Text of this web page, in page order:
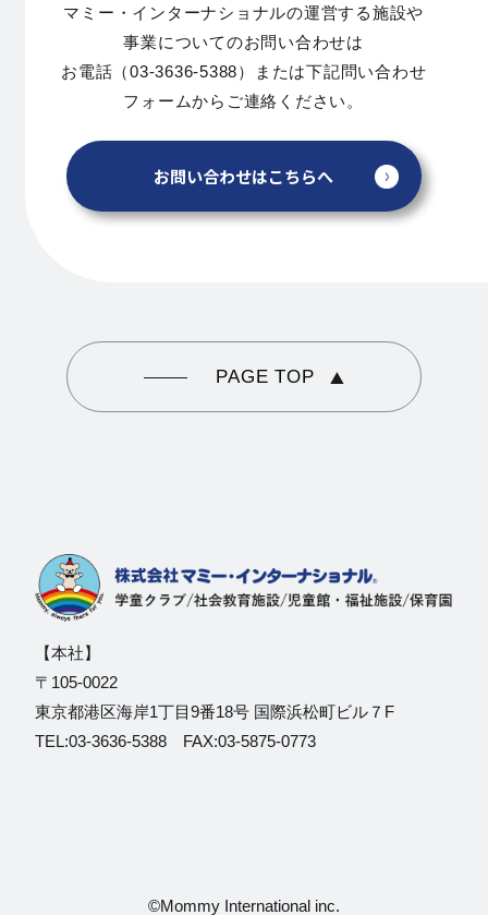
マミー・インターナショナルの運営する施設や
事業についてのお問い合わせは
お電話（03-3636-5388）または下記問い合わせ
フォームからご連絡ください。
お問い合わせはこちらへ
PAGE TOP
【本社】
〒105-0022
東京都港区海岸1丁目9番18号 国際浜松町ビル７F
TEL:03-3636-5388 FAX:03-5875-0773
©Mommy International inc.